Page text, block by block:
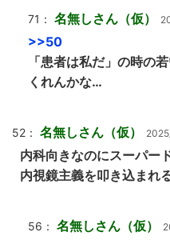
71： 名無しさん（仮）
>>50
「患者は私だ」の時の
くれんかな…
52： 名無しさん（仮）
内科向きなのにスーパー
内視鏡主義を叩き込まれ
56： 名無しさん（仮）